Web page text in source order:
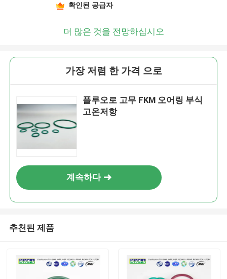
확인된 공급자
더 많은 것을 전망하십시오
가장 저렴 한 가격 으로
플루오로 고무 FKM 오어링 부식
고온저항
계속하다
추천된 제품